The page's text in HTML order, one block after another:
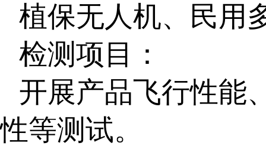
植保无人机、民用
检测项目：
开展产品飞行性能
性等测试。